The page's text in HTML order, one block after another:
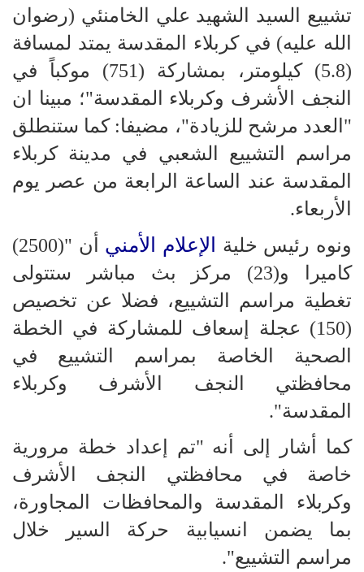
تشييع السيد الشهيد علي الخامنئي (رضوان
الله عليه) في كربلاء المقدسة يمتد لمسافة
(5.8) كيلومتر، بمشاركة (751) موكباً في
النجف الأشرف وكربلاء المقدسة"؛ مبينا ان
"العدد مرشح للزيادة"، مضيفا: كما ستنطلق
مراسم التشييع الشعبي في مدينة كربلاء
المقدسة عند الساعة الرابعة من عصر يوم
الأربعاء.
ونوه رئيس خلية
الإعلام الأمني
أن "(2500)
كاميرا و(23) مركز بث مباشر ستتولى
تغطية مراسم التشييع، فضلا عن تخصيص
(150) عجلة إسعاف للمشاركة في الخطة
الصحية الخاصة بمراسم التشييع في
محافظتي النجف الأشرف وكربلاء
المقدسة".
كما أشار إلى أنه "تم إعداد خطة مرورية
خاصة في محافظتي النجف الأشرف
وكربلاء المقدسة والمحافظات المجاورة،
بما يضمن انسيابية حركة السير خلال
مراسم التشييع".